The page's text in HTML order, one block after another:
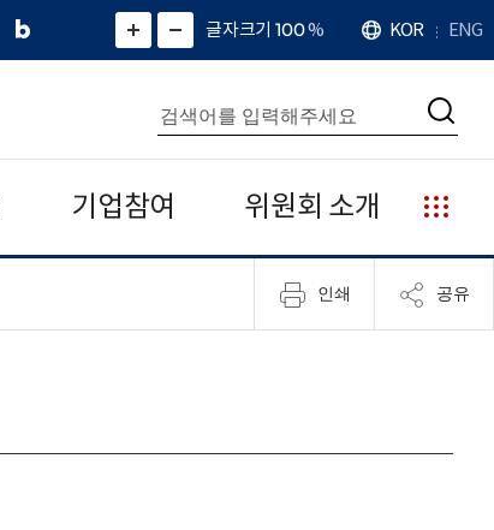
네
그
)
화
면
면
소
확
대
치
글자크기 100%
언
어
KOR ENG
통
합
검
색
검
기업참여 위원회 소개
누
리
집
안
인쇄 공유